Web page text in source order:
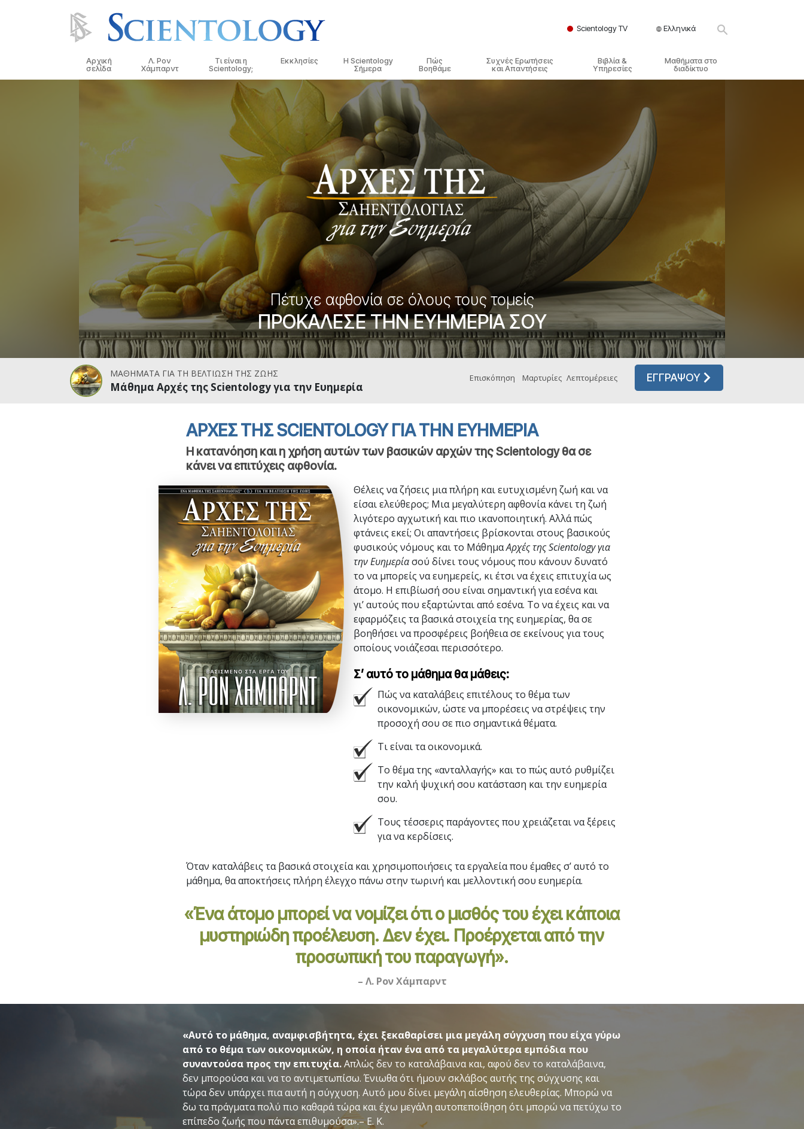
Scientology TV Ελληνικά
Αρχική
σελίδα
Λ. Ρον
Χάμπαρντ
Τι είναι η
Scientology;
Πιστεύω και Πρακτικές
Τα Πιστεύω και οι Κώδικες της
Σαηεντολογίας
Τι Λένε οι Σαηεντολόγοι για τη
Σαηεντολογία
Συναντήστε έναν Σαηεντολόγο
Μέσα σε μια Εκκλησία
Οι Βασικές Αρχές της
Σαηεντολογίας
Μια Εισαγωγή στη Διανοητική
Αγάπη και Μίσος –
Tι είναι η Μεγαλοσύνη;
Εκκλησίες
Εντοπίστε μια Εκκλησία
Ιδανικές Εκκλησίες της Scientology
Ανώτεροι οργανισμοί
Η Βάση του Φλαγκ
Freewinds
Φέρνοντας τη Σαηεντολογία στον
Κόσμο
Η Scientology
Σήμερα
Εγκαίνια
Εκδηλώσεις της Scientology
Ντέιβιντ Μισκάβιτς: Εκκλησιαστικός
Ηγέτης της Scientology
Πώς
Βοηθάμε
Ο Δρόμος προς την Ευτυχία
Applied Scholastics
Κρίμινον
Νάρκωνον
Η Αλήθεια για τα Ναρκωτικά
Ενωμένοι για τα Ανθρώπινα
Δικαιώματα
Επιτροπή Πολιτών για τα
Ανθρώπινα Δικαιώματα
Εθελοντές Λειτουργοί της
Συχνές Ερωτήσεις
και Απαντήσεις
Βιβλία &
Υπηρεσίες
Εισαγωγικές Υπηρεσίες
Μαθήματα στο
διαδίκτυο
Τα Δυναμικά της Ύπαρξης
Τα Συστατικά της Κατανόησης
Λύσεις για ένα Επικίνδυνο
Περιβάλλον
Βοηθήματα για Ασθένειες και
Ατυχήματα
Ακεραιότητα και Τιμιότητα
Γάμος
Η Τονική Κλίμακα των
Συναισθημάτων
Φάρμακα και Ναρκωτικά:
Το Πρόβλημα και η Λύση του
Παιδιά
Εργαλεία για τον Χώρο Εργασίας
Ηθική και Καταστάσεις Ηθικής
Η Τεχνολογία Μελέτης
Επικοινωνία
Πέτυχε αφθονία σε όλους τους τομείς
ΠΡΟΚΑΛΕΣΕ ΤΗΝ ΕΥΗΜΕΡΙΑ ΣΟΥ
ΜΑΘΗΜΑΤΑ ΓΙΑ ΤΗ ΒΕΛΤΙΩΣΗ ΤΗΣ ΖΩΗΣ
Μάθημα Αρχές της Scientology για την Ευημερία
Επισκόπηση Μαρτυρίες Λεπτομέρειες ΕΓΓΡΑΨΟΥ
ΑΡΧΕΣ ΤΗΣ SCIENTOLOGY ΓΙΑ ΤΗΝ ΕΥΗΜΕΡΙΑ
Η κατανόηση και η χρήση αυτών των βασικών αρχών της Scientology θα σε
κάνει να επιτύχεις αφθονία.
Θέλεις να ζήσεις μια πλήρη και ευτυχισμένη ζωή και να
είσαι ελεύθερος; Μια μεγαλύτερη αφθονία κάνει τη ζωή
λιγότερο αγχωτική και πιο ικανοποιητική. Αλλά πώς
φτάνεις εκεί; Οι απαντήσεις βρίσκονται στους βασικούς
φυσικούς νόμους και το ΜάθημαΑρχές της Scientology για
την Ευημερίασού δίνει τους νόμους που κάνουν δυνατό
το να μπορείς να ευημερείς, κι έτσι να έχεις επιτυχία ως
άτομο. Η επιβίωσή σου είναι σημαντική για εσένα και
γι’ αυτούς που εξαρτώνται από εσένα. Το να έχεις και να
εφαρμόζεις τα βασικά στοιχεία της ευημερίας, θα σε
βοηθήσει να προσφέρεις βοήθεια σε εκείνους για τους
οποίους νοιάζεσαι περισσότερο.
Σ’ αυτό το μάθημα θα μάθεις:
Πώς να καταλάβεις επιτέλους το θέμα των
οικονομικών, ώστε να μπορέσεις να στρέψεις την
προσοχή σου σε πιο σημαντικά θέματα.
Τι είναι τα οικονομικά.
Το θέμα της «ανταλλαγής» και το πώς αυτό ρυθμίζει
την καλή ψυχική σου κατάσταση και την ευημερία
σου.
Τους τέσσερις παράγοντες που χρειάζεται να ξέρεις
για να κερδίσεις.
Όταν καταλάβεις τα βασικά στοιχεία και χρησιμοποιήσεις τα εργαλεία που έμαθες σ’ αυτό το
μάθημα, θα αποκτήσεις πλήρη έλεγχο πάνω στην τωρινή και μελλοντική σου ευημερία.
«Ένα άτομο μπορεί να νομίζει ότι ο μισθός του έχει κάποια
μυστηριώδη προέλευση. Δεν έχει. Προέρχεται από την
προσωπική του παραγωγή».
– Λ. Ρον Χάμπαρντ
«Αυτό το μάθημα, αναμφισβήτητα, έχει ξεκαθαρίσει μια μεγάλη σύγχυση που είχα γύρω
από το θέμα των οικονομικών, η οποία ήταν ένα από τα μεγαλύτερα εμπόδια που
συναντούσα προς την επιτυχία.Απλώς δεν το καταλάβαινα και, αφού δεν το καταλάβαινα,
δεν μπορούσα και να το αντιμετωπίσω. Ένιωθα ότι ήμουν σκλάβος αυτής της σύγχυσης και
τώρα δεν υπάρχει πια αυτή η σύγχυση. Αυτό μου δίνει μεγάλη αίσθηση ελευθερίας. Μπορώ να
δω τα πράγματα πολύ πιο καθαρά τώρα και έχω μεγάλη αυτοπεποίθηση ότι μπορώ να πετύχω το
επίπεδο ζωής που πάντα επιθυμούσα».– Ε. Κ.